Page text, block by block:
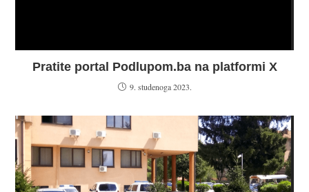
Pratite portal Podlupom.ba na platformi X
9. studenoga 2023.